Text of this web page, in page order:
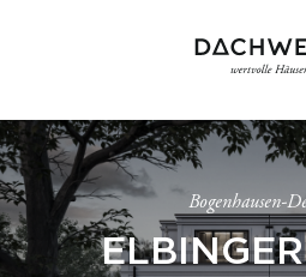
Bogenhausen-